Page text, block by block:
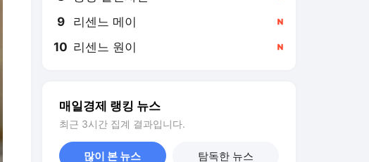
9 리센느 메이
10 리센느 원이
매일경제 랭킹 뉴스
최근 3시간 집계 결과입니다.
많이 본 뉴스 탐독한 뉴스